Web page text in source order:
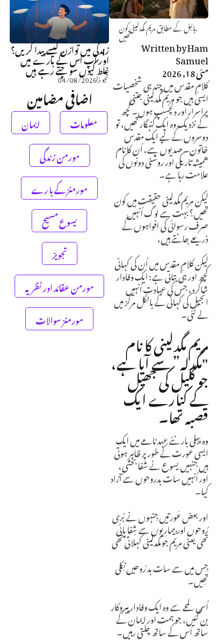
.بائبل کے مطابق مریم مگدلینی کون
تھیں Written byHam
Samuel
مئی 18, 2026
کلامِ مقدس میں چند ہی شخصیات
ایسی ہیں جو مریم مگدلینی جتنی
پراسرار اور دلچسپ ہوں۔ کچھ
کے نزدیک وہ ایک گنہگار تھیں، تو
دوسروں کے لیے ایک مقدس
خاتون۔ صدیوں سے، اُن کا نام
همیشه تاریکی اور روشنی دونوں کی
علامت رہا ہے۔
لیکن مریم مگدلینی حقیقت میں کون
تھیں؟ بہت سے لوگ اُنہیں
صرف رسوائی کی افواہوں کے
ذریعے جانتے ہیں،
لیکن کلامِ مقدس میں اُن کی کہانی
کچھ اور ہی بتاتی ہے: ایک وفادار
شاگرد، جس کی عبادت اُنہیں
انجیل کی کہانی کے بالکل مرکز میں
لے گئی۔
مریم مگدلینی کا نام
"مگدلہ” سے آیا ہے،
جو گلیل کی جھیل
کے کنارے ایک
قصبہ تھا۔
وہ پہلی بار نئے عہد نامے میں ایک
ایسی عورت کے طور پر ظاہر ہوتی
ہیں جنہیں یسوع نے شفا بخشی،
اور اُنہیں سات بدروحوں سے آزاد
کیا۔
اور بعض عَورتیں جِنہوں نے بُری
رُوحوں اور بِیمارِیوں سے شِفا پائی
تھی یعنی مریم جو مگدلینی کہلاتی تھی
جِس میں سے سات بد رُوحیں نِکلی
تھِیں۔
اُس لمحے سے وہ ایک وفادار پیروکار
بن گئیں، جو ہمت اور ایمان کے
ساتھ اُس کے ساتھ چلتی رہیں۔
زندگی میں توازن کیسے پیدا کریں؟
اور آپ اس کے بارے میں
غلط کیوں سوچتے رہے ہیں
تجویز04/08/2026
اضافی مضامین
معلومات
ایمان
مورمن زندگی
مورمنز کے با رے
یسوع مسیح
تجویز
مورمن عقائد اور نظریہ
مورمنز سوالات